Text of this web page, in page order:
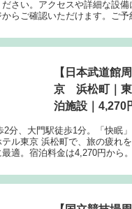
さい。アクセスや詳細な設
らご確認いただけます。ご
【日本武道館
京 浜松町｜東
泊施設｜4,270
2分、大門駅徒歩1分。「快眠
テル東京 浜松町で、旅の疲れ
適。宿泊料金は4,270円から